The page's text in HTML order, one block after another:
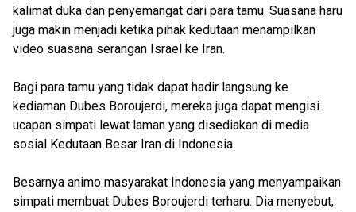
kalimat duka dan penyemangat dari para tamu. Suasana haru
juga makin menjadi ketika pihak kedutaan menampilkan
video suasana serangan Israel ke Iran.
Bagi para tamu yang tidak dapat hadir langsung ke
kediaman Dubes Boroujerdi, mereka juga dapat mengisi
ucapan simpati lewat laman yang disediakan di media
sosial Kedutaan Besar Iran di Indonesia.
Besarnya animo masyarakat Indonesia yang menyampaikan
simpati membuat Dubes Boroujerdi terharu. Dia menyebut,